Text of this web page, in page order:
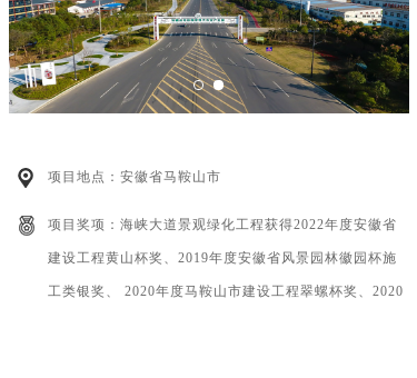
项目地点：安徽省马鞍山市
项目奖项：海峡大道景观绿化工程获得2022年度安徽省
建设工程黄山杯奖、2019年度安徽省风景园林徽园杯施
工类银奖、 2020年度马鞍山市建设工程翠螺杯奖、2020